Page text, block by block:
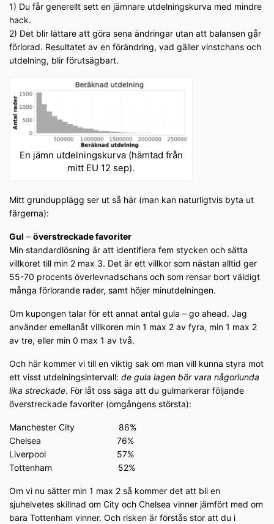
1) Du får generellt sett en jämnare utdelningskurva med mindre
hack.
2) Det blir lättare att göra sena ändringar utan att balansen går
förlorad. Resultatet av en förändring, vad gäller vinstchans och
utdelning, blir förutsägbart.
En jämn utdelningskurva (hämtad från
mitt EU 12 sep).
Mitt grundupplägg ser ut så här (man kan naturligtvis byta ut
färgerna):
Gul – överstreckade favoriter
Min standardlösning är att identifiera fem stycken och sätta
villkoret till min 2 max 3. Det är ett villkor som nästan alltid ger
55-70 procents överlevnadschans och som rensar bort väldigt
många förlorande rader, samt höjer minutdelningen.
Om kupongen talar för ett annat antal gula – go ahead. Jag
använder emellanåt villkoren min 1 max 2 av fyra, min 1 max 2
av tre, eller min 0 max 1 av två.
Och här kommer vi till en viktig sak om man vill kunna styra mot
ett visst utdelningsintervall: de gula lagen bör vara någorlunda
lika streckade. För låt oss säga att du gulmarkerar följande
överstreckade favoriter (omgångens största):
Manchester City 86%
Chelsea 76%
Liverpool 57%
Tottenham 52%
Om vi nu sätter min 1 max 2 så kommer det att bli en
sjuhelvetes skillnad om City och Chelsea vinner jämfört med om
bara Tottenham vinner. Och risken är förstås stor att du i